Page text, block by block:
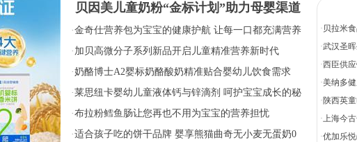
· 贝拉米
·武汉圣
·西臣供
·美纳多
·陕西英
·上海今
·优加乐
贝因美儿童奶粉“金标计划”助力母婴渠道
破局
·金奇仕营养包为宝宝的健康护航 让每一口都充满营养
· 加贝高微分子系列新品开启儿童精准营养新时代
·奶酪博士A2婴标奶酪酸奶精准贴合婴幼儿饮食需求
·莱思纽卡婴幼儿童液体钙与锌滴剂 呵护宝宝成长的秘
密武器
·布拉粉鳕鱼肠让您再也不用为宝宝的营养担忧
·适合孩子吃的饼干品牌 婴享熊猫曲奇无小麦无蛋奶0